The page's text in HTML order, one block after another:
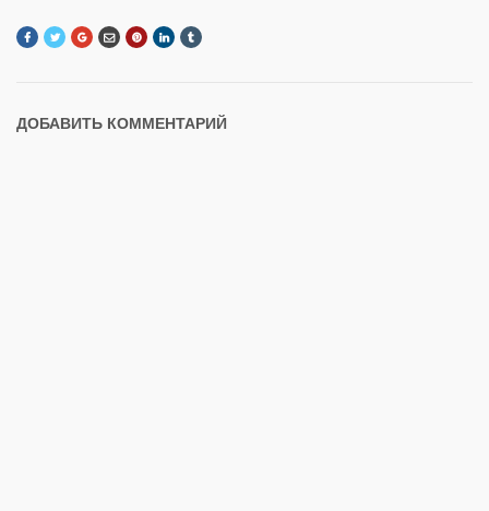
ДОБАВИТЬ КОММЕНТАРИЙ